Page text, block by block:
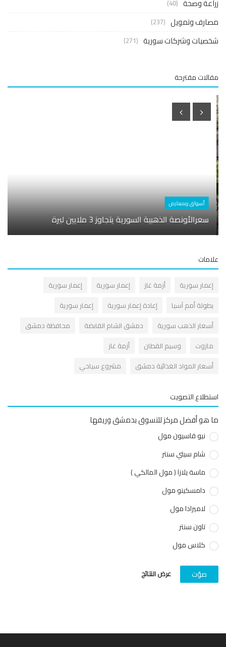
زراعة وصحة (40)
مصارف وتمويل (237)
شخصيات وشركات سورية (271)
مقالات مقترحة
أسواق ومعارض
سعرالأونصة الذهبية السورية يتجاوز 3 ملايين ليرة
علامات
إعمار سورية أزمة غاز إعمار سورية
إعمار سورية
بطولة أمم آسيا
إعادة إعمار سورية
إعمار سورية
أسعار الذهب سورية
دمشق الشام القابضة
محافظة دمشق
مازوت
وسيم القطان
أزمة غاز
أسعار المواد الغذائية دمشق
مشروع سياحي
استطلاع التصويت
ما هو أفضل مركز للتسوق بدمشق وريفها
نيو قاسيون مول
شام سيتي سنتر
ماسة يلازا ( مول المالكي )
دامسكينو مول
لاميرادا مول
تاون سنتر
كلاس مول
صوّت عرض النتائج